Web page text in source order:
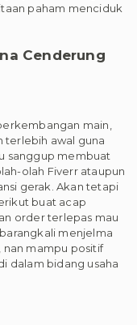
paham menciduk
Cenderung
main,
terlebih awal guna
sanggup membuat
olah Fiverr ataupun
gerak. Akan tetapi
buat acap
order terlepas mau
menjelma
mampu positif
dalam bidang usaha